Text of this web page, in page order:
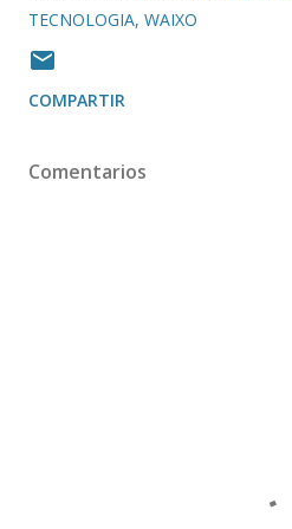
TECNOLOGIA WAIXO
COMPARTIR
Comentarios